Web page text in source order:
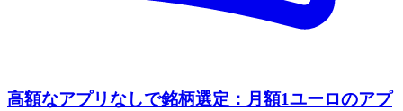
高額なアプリなしで銘柄選定：月額1ユーロのアプ